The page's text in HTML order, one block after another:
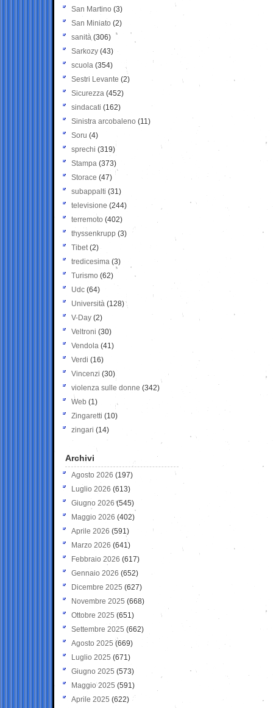
San Martino (3)
San Miniato (2)
sanità (306)
Sarkozy (43)
scuola (354)
Sestri Levante (2)
Sicurezza (452)
sindacati (162)
Sinistra arcobaleno (11)
Soru (4)
sprechi (319)
Stampa (373)
Storace (47)
subappalti (31)
televisione(244)
terremoto (402)
thyssenkrupp (3)
Tibet(2)
tredicesima (3)
Turismo (62)
Udc (64)
Università (128)
V-Day (2)
Veltroni (30)
Vendola (41)
Verdi (16)
Vincenzi (30)
violenza sulle donne (342)
Web (1)
Zingaretti (10)
zingari (14)
Archivi
Agosto 2026 (197)
Luglio 2026 (613)
Giugno 2026 (545)
Maggio 2026 (402)
Aprile 2026 (591)
Marzo 2026 (641)
Febbraio 2026 (617)
Gennaio 2026 (652)
Dicembre 2025 (627)
Novembre 2025 (668)
Ottobre 2025 (651)
Settembre 2025 (662)
Agosto 2025 (669)
Luglio 2025 (671)
Giugno 2025 (573)
Maggio 2025 (591)
Aprile 2025 (622)